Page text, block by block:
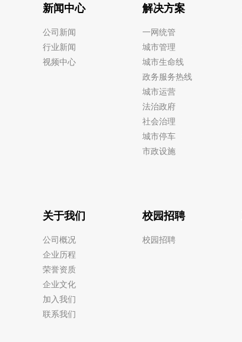
新闻中心
公司新闻
行业新闻
视频中心
解决方案
一网统管
城市管理
城市生命线
政务服务热线
城市运营
法治政府
社会治理
城市停车
市政设施
关于我们
公司概况
企业历程
荣誉资质
企业文化
加入我们
联系我们
校园招聘
校园招聘